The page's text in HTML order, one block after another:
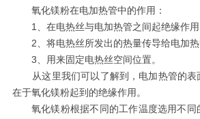
氧化镁粉在电加热管中的作用：
1、在电热丝与电加热管之间起绝缘作用
2、将电热丝所发出的热量传导给电加热
3、用来固定电热丝空间位置。
从这里我们可以了解到，电加热管的表
在于氧化镁粉起到的绝缘作用。
氧化镁粉根据不同的工作温度选用不同